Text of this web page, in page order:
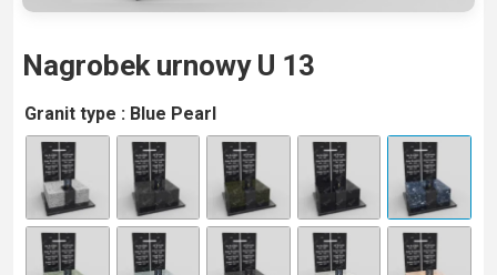
Nagrobek urnowy U 13
Granit type : Blue Pearl
A
lt
n